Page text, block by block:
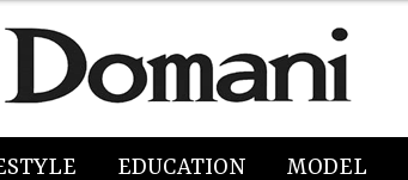
EDUCATION MODEL